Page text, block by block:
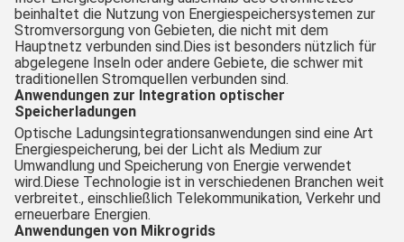
beinhaltet die Nutzung von Energiespeichersystemen zur
Stromversorgung von Gebieten, die nicht mit dem
Hauptnetz verbunden sind.Dies ist besonders nützlich für
abgelegene Inseln oder andere Gebiete, die schwer mit
traditionellen Stromquellen verbunden sind.
Anwendungen zur Integration optischer
Speicherladungen
Optische Ladungsintegrationsanwendungen sind eine Art
Energiespeicherung, bei der Licht als Medium zur
Umwandlung und Speicherung von Energie verwendet
wird.Diese Technologie ist in verschiedenen Branchen weit
verbreitet., einschließlich Telekommunikation, Verkehr und
erneuerbare Energien.
Anwendungen von Mikrogrids